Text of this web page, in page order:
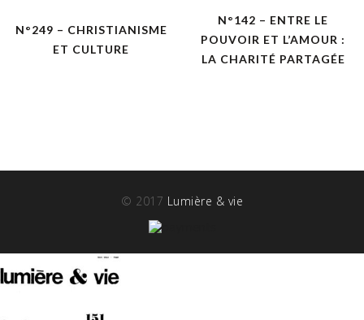
N°249 – CHRISTIANISME
ET CULTURE
N°142 – ENTRE LE
POUVOIR ET L’AMOUR :
LA CHARITÉ PARTAGÉE
© 2017 Lumière & vie